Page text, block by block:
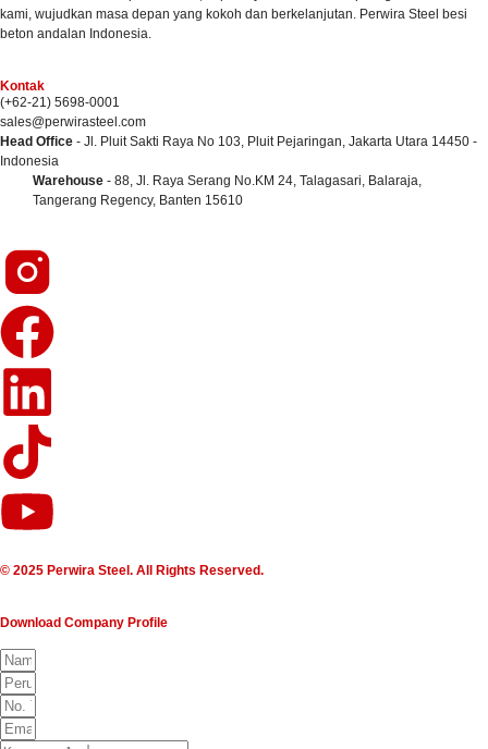
kami, wujudkan masa depan yang kokoh dan berkelanjutan. Perwira Steel besi
beton andalan Indonesia.
Kontak
(+62-21) 5698-0001
sales@perwirasteel.com
Head Office - Jl. Pluit Sakti Raya No 103, Pluit Pejaringan, Jakarta Utara 14450 -
Indonesia
Warehouse - 88, Jl. Raya Serang No.KM 24, Talagasari, Balaraja,
Tangerang Regency, Banten 15610
© 2025 Perwira Steel. All Rights Reserved.
Download Company Profile